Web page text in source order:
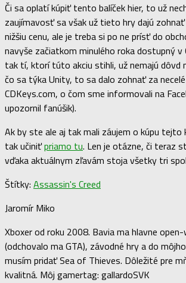
Či sa oplatí kúpiť tento balíček hier, to už
zaujímavosť sa však už tieto hry dajú
nižšiu cenu, ale je treba si po ne prísť do
navyše začiatkom minulého roka dostupný v
tak tí, ktorí túto akciu stihli, už nemajú dôvd
čo sa týka Unity, to sa dalo zohnať za
CDKeys.com, o čom sme informovali na
upozornil fanúšik).
Ak by ste ale aj tak mali záujem o kúpu tejto
tak učiniťpriamo tu. Len je otázne, či teraz
vďaka aktuálnym zľavám stoja všetky tri
Štítky: Assassin's Creed
Jaromír Miko
Xboxer od roku 2008. Bavia ma hlavne
(odchovalo ma GTA), závodné hry a do
musím pridať Sea of Thieves. Dôležité pre
kvalitná. Môj gamertag: gallardoSVK